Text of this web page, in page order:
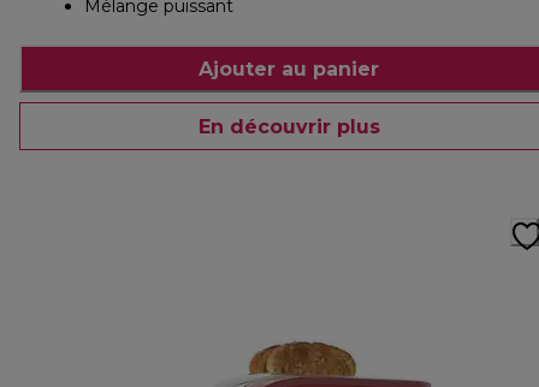
Mélange puissant
Ajouter au panier
En découvrir plus